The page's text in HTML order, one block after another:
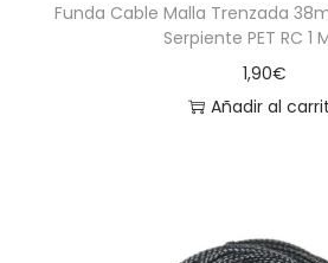
Funda Cable Malla Trenzada
Serpiente PET RC 1
1,90€
Añadir al